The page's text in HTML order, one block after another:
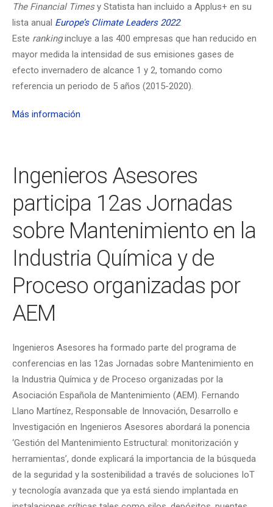
The Financial Timesy Statista han incluido a Applus+ en su
lista anual Europe’s Climate Leaders 2022.
Este rankingincluye a las 400 empresas que han reducido en
mayor medida la intensidad de sus emisiones gases de
efecto invernadero de alcance 1 y 2, tomando como
referencia un periodo de 5 años (2015-2020).
Más información
Ingenieros Asesores
participa 12as Jornadas
sobre Mantenimiento en la
Industria Química y de
Proceso organizadas por
AEM
Ingenieros Asesores ha formado parte del programa de
conferencias en las 12as Jornadas sobre Mantenimiento en
la Industria Química y de Proceso organizadas por la
Asociación Española de Mantenimiento (AEM). Fernando
Llano Martínez, Responsable de Innovación, Desarrollo e
Investigación en Ingenieros Asesores abordará la ponencia
‘Gestión del Mantenimiento Estructural: monitorización y
herramientas’, donde explicará la importancia de la búsqueda
de la seguridad y la sostenibilidad a través de soluciones IoT
y tecnología avanzada que ya está siendo implantada en